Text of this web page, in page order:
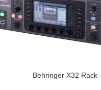
Behringer X32 Rack